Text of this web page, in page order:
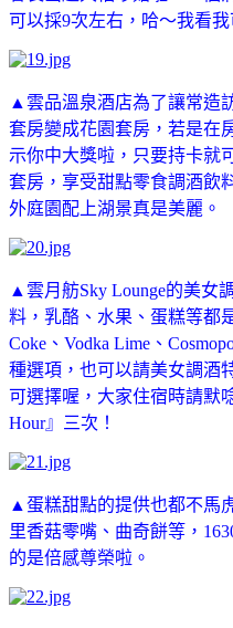
可以採9次左右，哈～我看
▲雲品溫泉酒店為了讓常造
套房變成花園套房，若是在
示你中大獎啦，只要持卡就
套房，享受甜點零食調酒飲
外庭園配上湖景真是美麗。
▲雲月舫Sky Lounge的美女
料，乳酪、水果、蛋糕等都
Coke、Vodka Lime、
種選項，也可以請美女調酒
可選擇喔，大家住宿時請默
Hour』三次！
▲蛋糕甜點的提供也都不馬
里香菇零嘴、曲奇餅等，
的是倍感尊榮啦。